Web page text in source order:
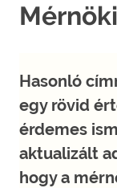
Hasonló
egy rövid
érdemes
aktualizált
hogy a